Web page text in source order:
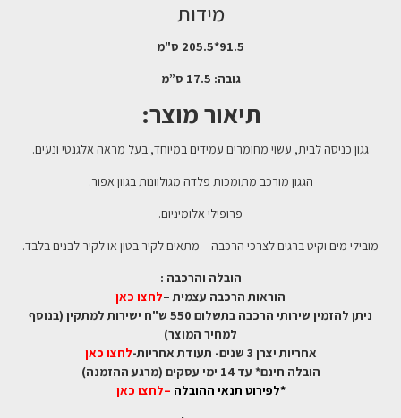
מידות
91.5*205.5 ס"מ
גובה: 17.5 ס”מ
תיאור מוצר:
גגון כניסה לבית, עשוי מחומרים עמידים במיוחד, בעל מראה אלגנטי ונעים.
הגגון מורכב מתומכות פלדה מגולוונות בגוון אפור.
פרופילי אלומיניום.
מובילי מים וקיט ברגים לצרכי הרכבה – מתאים לקיר בטון או לקיר לבנים בלבד.
הובלה והרכבה :
הוראות הרכבה עצמית –לחצו כאן
ניתן להזמין שירותי הרכבה בתשלום 550 ש"ח ישירות למתקין (בנוסף
למחיר המוצר)
אחריות יצרן 3 שנים- תעודת אחריות-
לחצו כאן
הובלה חינם* עד 14 ימי עסקים (מרגע ההזמנה)
*לפירוט תנאי ההובלה –לחצו כאן